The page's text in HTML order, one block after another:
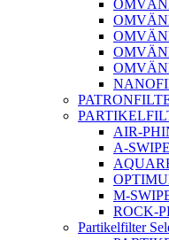
AIR-
A-SWIPE
M-
ROCK-
Partikelfilter